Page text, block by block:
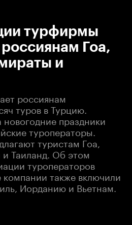
турфирмы
Гоа,
и
россиянам
туров в Турцию.
новогодние праздники
туроператоры.
туристам Гоа,
Таиланд. Об этом
туроператоров
также включили
Иорданию и Вьетнам.